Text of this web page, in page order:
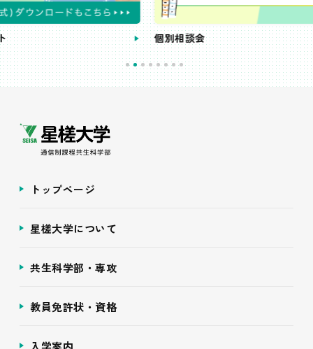
個別相談会
トップページ
星槎大学について
共生科学部・専攻
教員免許状・資格
入学案内